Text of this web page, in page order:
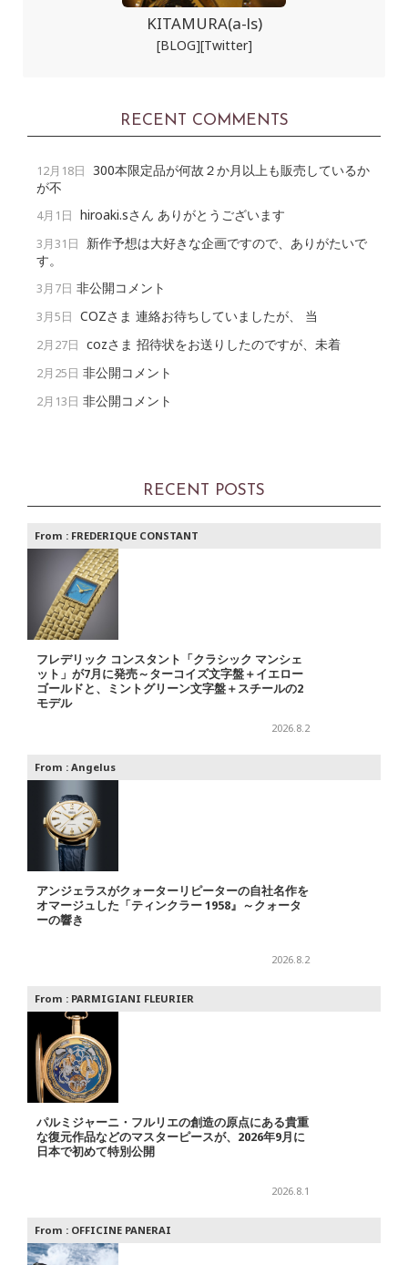
KITAMURA(a-ls)
[BLOG][Twitter]
RECENT COMMENTS
12月18日 300本限定品が何故２か月以上も販売しているか
が不
4月1日 hiroaki.sさん ありがとうございます
3月31日
新作予想は大好きな企画ですので、ありがたいで
す。
3月7日 非公開コメント
3月5日 COZさま 連絡お待ちしていましたが、 当
2月27日 cozさま 招待状をお送りしたのですが、未着
2月25日 非公開コメント
2月13日 非公開コメント
RECENT POSTS
From : FREDERIQUE CONSTANT
フレデリック コンスタント「クラシック マンシェ
ット」が7月に発売～ターコイズ文字盤＋イエロー
ゴールドと、ミントグリーン文字盤＋スチールの2
モデル
2026.8.2
From : Angelus
アンジェラスがクォーターリピーターの自社名作を
オマージュした「ティンクラー 1958』～クォータ
ーの響き
2026.8.2
From : PARMIGIANI FLEURIER
パルミジャーニ・フルリエの創造の原点にある貴重
な復元作品などのマスターピースが、2026年9月に
日本で初めて特別公開
2026.8.1
From : OFFICINE PANERAI